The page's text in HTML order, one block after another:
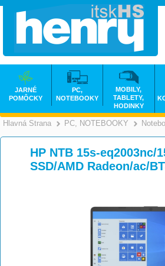
Hlavná Strana >
PC, NOTEBOOKY
HP NTB 15s-eq2003nc/
SSD/AMD Radeon/ac/
JARNÉ
POMÔCKY
PC,
NOTEBOOKY
MOBILY,
TABLETY,
HODINKY